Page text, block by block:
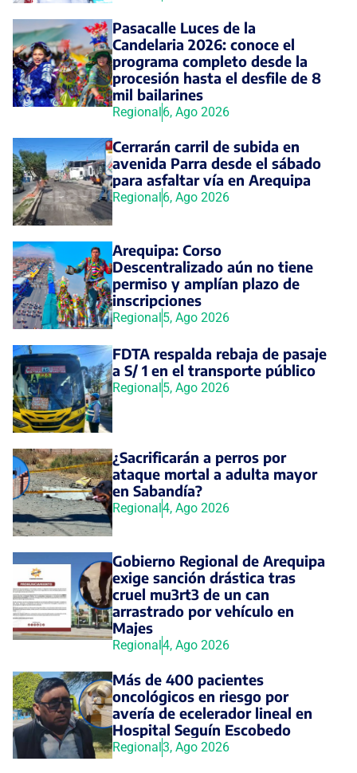
Pasacalle Luces de la
Candelaria 2026: conoce el
programa completo desde la
procesión hasta el desfile de 8
mil bailarines
Regional6, Ago 2026
Cerrarán carril de subida en
avenida Parra desde el sábado
para asfaltar vía en Arequipa
Regional6, Ago 2026
Arequipa: Corso
Descentralizado aún no tiene
permiso y amplían plazo de
inscripciones
Regional5, Ago 2026
FDTA respalda rebaja de pasaje
a S/ 1 en el transporte público
Regional5, Ago 2026
¿Sacrificarán a perros por
ataque mortal a adulta mayor
en Sabandía?
Regional4, Ago 2026
Gobierno Regional de Arequipa
exige sanción drástica tras
cruel mu3rt3 de un can
arrastrado por vehículo en
Majes
Regional4, Ago 2026
Más de 400 pacientes
oncológicos en riesgo por
avería de ecelerador lineal en
Hospital Seguín Escobedo
Regional3, Ago 2026